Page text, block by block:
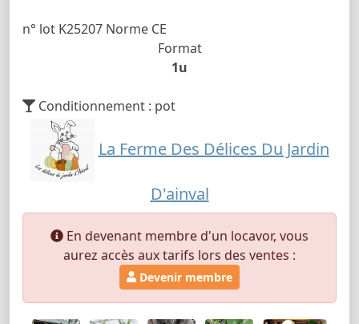
n° lot K25207 Norme CE
Format
1u
Conditionnement : pot
La Ferme Des Délices Du Jardin
D'ainval
En devenant membre d'un locavor, vous
aurez accès aux tarifs lors des ventes :
Devenir membre